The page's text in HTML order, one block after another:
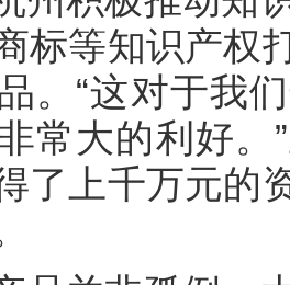
标等知识产权
。“这对于我
常大的利好。
了上千万元的